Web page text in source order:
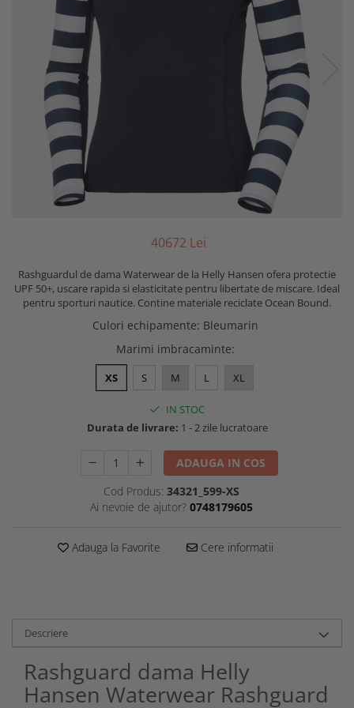
40672 Lei
Rashguardul de dama Waterwear de la Helly Hansen ofera protectie
UPF 50+, uscare rapida si elasticitate pentru libertate de miscare. Ideal
pentru sporturi nautice. Contine materiale reciclate Ocean Bound.
Culori echipamente: Bleumarin
Marimi imbracaminte:
XS S M L XL
IN STOC
Durata de livrare: 1 - 2 zile lucratoare
ADAUGA IN COS
Cod Produs: 34321_599-XS
Ai nevoie de ajutor? 0748179605
Adauga la Favorite Cere informatii
Descriere
Rashguard dama Helly
Hansen Waterwear Rashguard